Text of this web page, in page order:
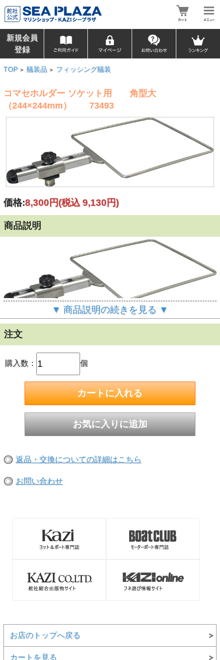
新規会員
登録
TOP > 艤装品 > フィッシング艤装
コマセホルダー ソケット用 角型大
（244×244mm） 73493
価格:8,300円(税込 9,130円)
商品説明
コマセを入れたバケツは船外にセットしてキレイに
（角型大）
きにも設置可能。
バケツをセットして使えば、エサ釣りも汚れずきれいにでき
※サイズ：244mm ×244mm（角型大）／アーム長：177mm
合は、改めてご連絡させていただきます
▼ 商品説明の続きを見る ▼
注文
購入数： 個
返品・交換についての詳細はこちら
お問い合わせ
お店のトップへ戻る
カートを見る